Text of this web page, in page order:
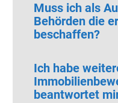
Muss ich als
Behörden die
beschaffen?
Ich habe
beantwortet